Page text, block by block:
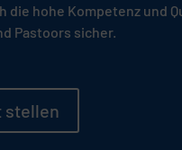
die hohe Kompetenz und
Pastoors sicher.
stellen